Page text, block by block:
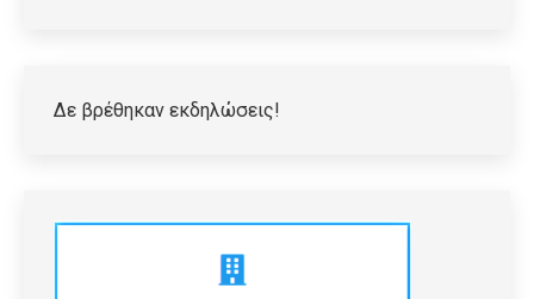
Δε βρέθηκαν εκδηλώσεις!